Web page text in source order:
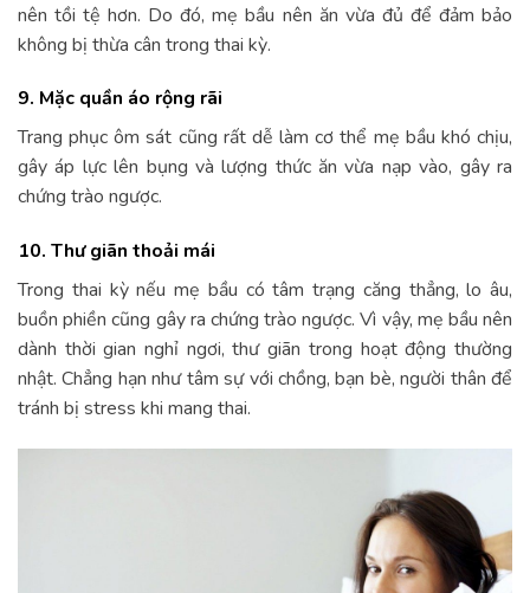
nên tồi tệ hơn. Do đó, mẹ bầu nên ăn vừa đủ để đảm bảo
không bị thừa cân trong thai kỳ.
9. Mặc quần áo rộng rãi
Trang phục ôm sát cũng rất dễ làm cơ thể mẹ bầu khó chịu,
gây áp lực lên bụng và lượng thức ăn vừa nạp vào, gây ra
chứng trào ngược.
10. Thư giãn thoải mái
Trong thai kỳ nếu mẹ bầu có tâm trạng căng thẳng, lo âu,
buồn phiền cũng gây ra chứng trào ngược. Vì vậy, mẹ bầu nên
dành thời gian nghỉ ngơi, thư giãn trong hoạt động thường
nhật. Chẳng hạn như tâm sự với chồng, bạn bè, người thân để
tránh bị stress khi mang thai.